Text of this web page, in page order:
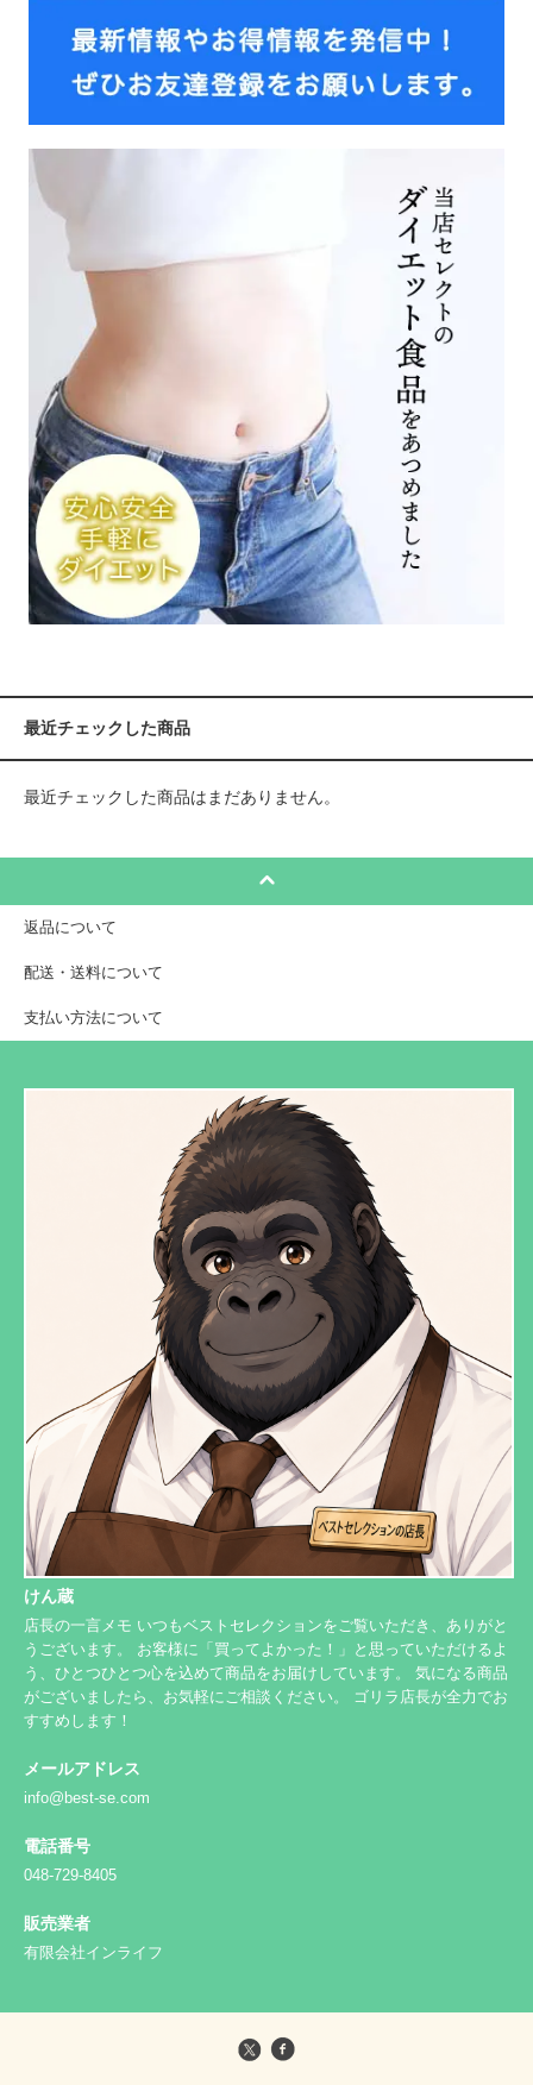
最近チェックした商品
最近チェックした商品はまだありません。
返品について
配送・送料について
支払い方法について
けん蔵
店長の一言メモ いつもベストセレクションをご覧いただき、ありがと
うございます。 お客様に「買ってよかった！」と思っていただけるよ
う、ひとつひとつ心を込めて商品をお届けしています。 気になる商品
がございましたら、お気軽にご相談ください。 ゴリラ店長が全力でお
すすめします！
メールアドレス
info@best-se.com
電話番号
048-729-8405
販売業者
有限会社インライフ